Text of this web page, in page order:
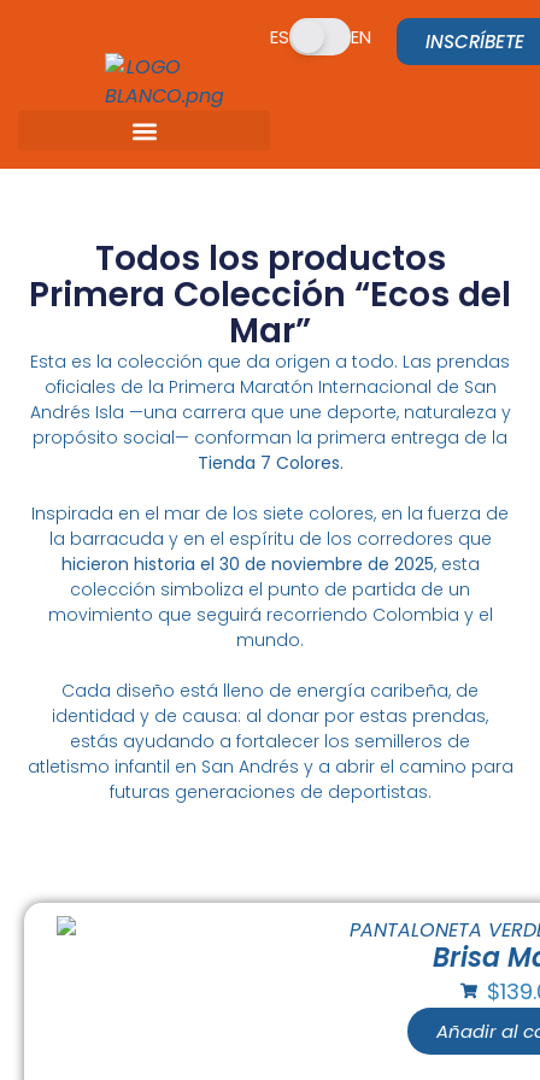
ES EN INSCRÍBETE
Todos los productos
Primera Colección “Ecos del
Mar”
Esta es la colección que da origen a todo. Las prendas
oficiales de la Primera Maratón Internacional de San
Andrés Isla —una carrera que une deporte, naturaleza y
propósito social— conforman la primera entrega de la
Tienda 7 Colores.
Inspirada en el mar de los siete colores, en la fuerza de
la barracuda y en el espíritu de los corredores que
hicieron historia el 30 de noviembre de 2025, esta
colección simboliza el punto de partida de un
movimiento que seguirá recorriendo Colombia y el
mundo.
Cada diseño está lleno de energía caribeña, de
identidad y de causa: al donar por estas prendas,
estás ayudando a fortalecer los semilleros de
atletismo infantil en San Andrés y a abrir el camino para
futuras generaciones de deportistas.
Brisa
$
Añadir al